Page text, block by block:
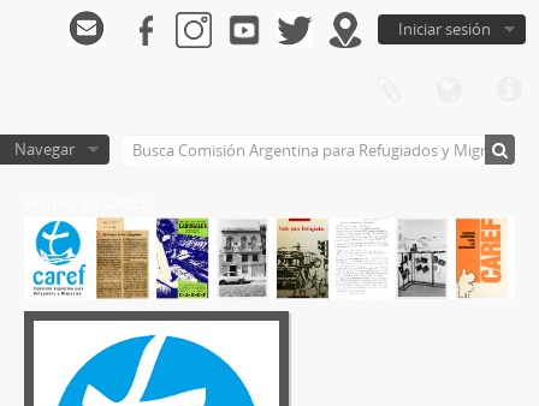
Iniciar sesión
Navegar